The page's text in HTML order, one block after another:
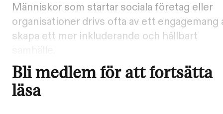
Människor som startar sociala företag eller
organisationer drivs ofta av ett engagemang
skapa ett mer inkluderande och hållbart
Bli medlem för att fortsätta
läsa